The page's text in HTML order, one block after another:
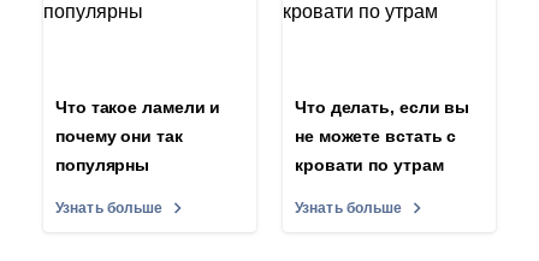
Что такое ламели и
почему они так
популярны
Узнать больше
Что делать, если вы
не можете встать с
кровати по утрам
Узнать больше